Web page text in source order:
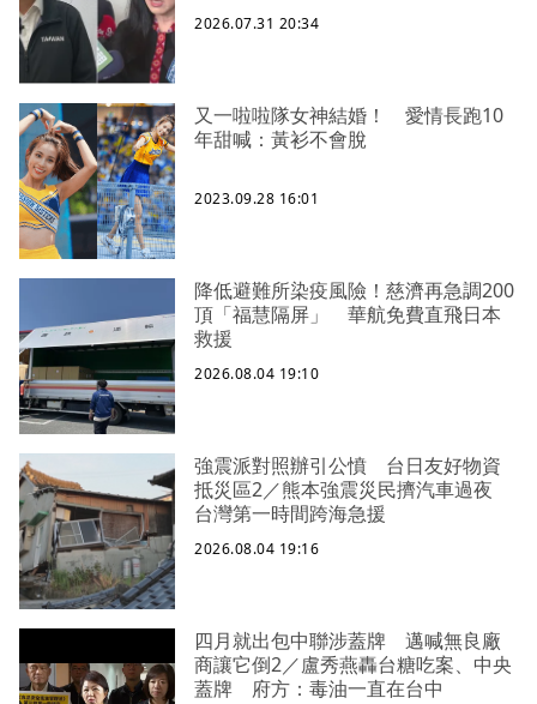
2026.07.31 20:34
又一啦啦隊女神結婚！ 愛情長跑10
年甜喊：黃衫不會脫
2023.09.28 16:01
降低避難所染疫風險！慈濟再急調200
頂「福慧隔屏」 華航免費直飛日本
救援
2026.08.04 19:10
強震派對照辦引公憤 台日友好物資
抵災區2／熊本強震災民擠汽車過夜
台灣第一時間跨海急援
2026.08.04 19:16
四月就出包中聯涉蓋牌 邁喊無良廠
商讓它倒2／盧秀燕轟台糖吃案、中央
蓋牌 府方：毒油一直在台中